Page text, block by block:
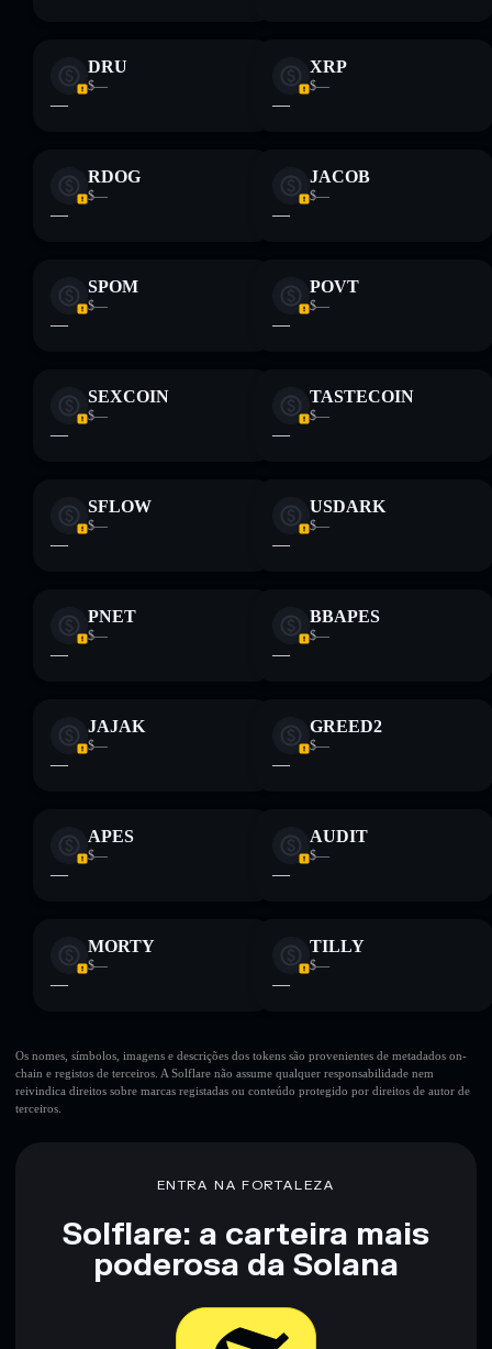
DRU
$—
—
XRP
$—
—
RDOG
$—
—
JACOB
$—
—
SPOM
$—
—
POVT
$—
—
SEXCOIN
$—
—
TASTECOIN
$—
—
SFLOW
$—
—
USDARK
$—
—
PNET
$—
—
BBAPES
$—
—
JAJAK
$—
—
GREED2
$—
—
APES
$—
—
AUDIT
$—
—
MORTY
$—
—
TILLY
$—
—
Os nomes, símbolos, imagens e descrições dos tokens são provenientes de metadados on-
chain e registos de terceiros. A Solflare não assume qualquer responsabilidade nem
reivindica direitos sobre marcas registadas ou conteúdo protegido por direitos de autor de
terceiros.
ENTRA NA FORTALEZA
Solflare: a carteira mais
poderosa da Solana